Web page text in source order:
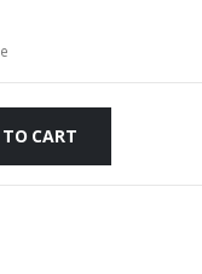
CART